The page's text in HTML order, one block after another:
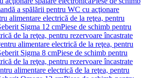
a spălării pentru WC cu acţionare
alimentare electrică de la reţea, pentru
Sigma 12 cmPiese de schimb pentru
de la reţea, pentru rezervoare încastrate
alimentare electrică de la reţea, pentru
Sigma 8 cmPiese de schimb pentru
de la reţea, pentru rezervoare încastrate
alimentare electrică de la reţea, pentru